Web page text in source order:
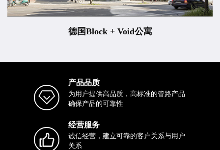
德国Block + Void公寓
产品品质
为用户提供高品质，高标准的管路产品
确保产品的可靠性
经营服务
诚信经营，建立可靠的客户关系与用户
关系